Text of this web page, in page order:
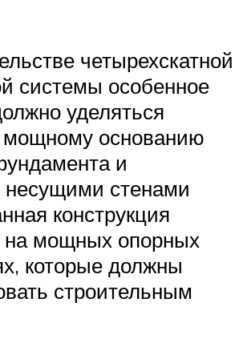
четырехскатной
системы особенное
уделяться
мощному основанию
и
несущими стенами
конструкция
на мощных опорных
которые должны
строительным